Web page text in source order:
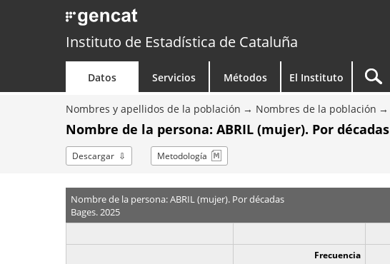
Instituto de Estadística de Cataluña
Datos Servicios Métodos El Instituto
Nombres y apellidos de la población Nombres de la población
Nombre de la persona: ABRIL (mujer). Por décadas
Descargar Metodología
Nombre de la persona: ABRIL (mujer). Por décadas
Bages. 2025
Frecuencia